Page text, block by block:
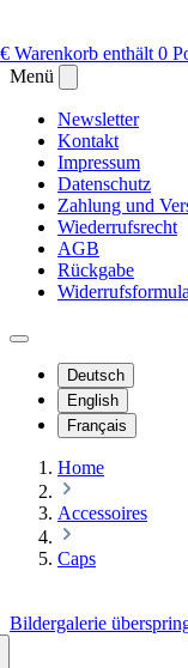
Warenkorb enthält 0
Menü
Newsletter
Kontakt
Impressum
Datenschutz
Zahlung und
Wiederrufsrecht
AGB
Rückgabe
Deutsch
English
Français
Home
Accessoires
Caps
Bildergalerie